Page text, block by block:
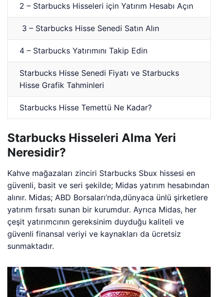
2 – Starbucks Hisseleri için Yatırım Hesabı Açın
3 – Starbucks Hisse Senedi Satın Alın
4 – Starbucks Yatırımını Takip Edin
Starbucks Hisse Senedi Fiyatı ve Starbucks
Hisse Grafik Tahminleri
Starbucks Hisse Temettü Ne Kadar?
Starbucks Hisseleri Alma Yeri
Neresidir?
Kahve mağazaları zinciri Starbucks Sbux hissesi en
güvenli, basit ve seri şekilde; Midas yatırım hesabından
alınır. Midas; ABD Borsaları’nda,dünyaca ünlü şirketlere
yatırım fırsatı sunan bir kurumdur. Ayrıca Midas, her
çeşit yatırımcının gereksinim duyduğu kaliteli ve
güvenli finansal veriyi ve kaynakları da ücretsiz
sunmaktadır.